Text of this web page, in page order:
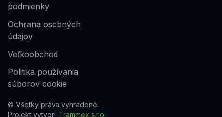
podmienky
Ochrana osobných
údajov
Veľkoobchod
Politika používania
súborov cookie
© Všetky práva vyhradené.
Projekt vytvoril Trammex s.r.o.